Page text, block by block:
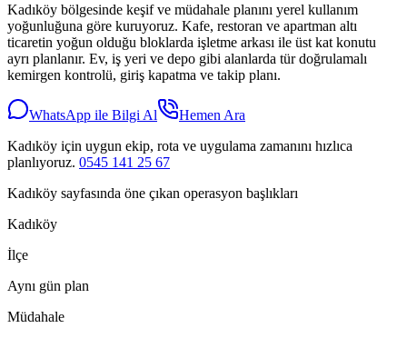
Kadıköy bölgesinde keşif ve müdahale planını yerel kullanım
yoğunluğuna göre kuruyoruz. Kafe, restoran ve apartman altı
ticaretin yoğun olduğu bloklarda işletme arkası ile üst kat konutu
ayrı planlanır. Ev, iş yeri ve depo gibi alanlarda tür doğrulamalı
kemirgen kontrolü, giriş kapatma ve takip planı.
WhatsApp ile Bilgi Al
Hemen Ara
Kadıköy için uygun ekip, rota ve uygulama zamanını hızlıca
planlıyoruz. 0545 141 25 67
Kadıköy sayfasında öne çıkan operasyon başlıkları
Kadıköy
İlçe
Aynı gün plan
Müdahale